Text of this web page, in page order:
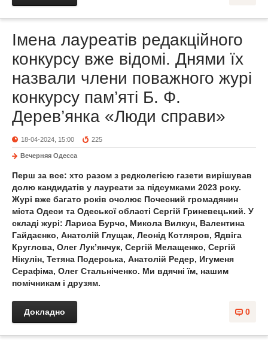
Імена лауреатів редакційного
конкурсу вже відомі. Днями їх
назвали члени поважного журі
конкурсу пам’яті Б. Ф.
Дерев’янка «Люди справи»
18-04-2024, 15:00 225
Вечерняя Одесса
Перш за все: хто разом з редколегією газети вирішував
долю кандидатів у лауреати за підсумками 2023 року.
Журі вже багато років очолює Почесний громадянин
міста Одеси та Одеської області Сергій Гриневецький. У
складі журі: Лариса Бурчо, Микола Вилкун, Валентина
Гайдаєнко, Анатолій Глущак, Леонід Котляров, Ядвіга
Круглова, Олег Лук’янчук, Сергій Мелащенко, Сергій
Нікулін, Тетяна Подерська, Анатолій Редер, Игуменя
Серафіма, Олег Стальніченко. Ми вдячні їм, нашим
помічникам і друзям.
0
Докладно